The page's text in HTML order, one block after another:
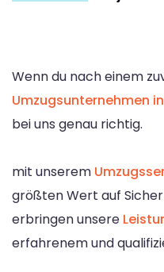
Wenn du nach einem
Umzugsunternehmen
bei uns genau richtig.
mit unserem
größten Wert auf
erbringen unsere
erfahrenem und